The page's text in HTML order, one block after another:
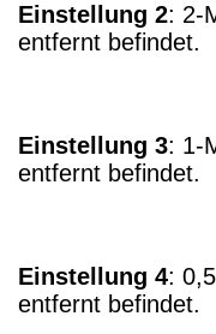
Einstellung 2: 2-
entfernt befindet.
Einstellung 3: 1-
entfernt befindet.
Einstellung 4:
entfernt befindet.